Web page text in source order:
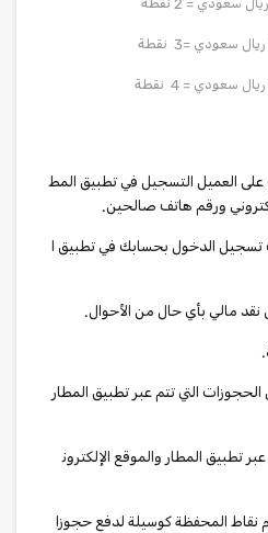
العميل التسجيل في تطبيق المط
ورقم هاتف صالحين.
تسجيل الدخول بحسابك في تطبيق ا
نقد مالي بأي حال من الأحوال.
التي تتم عبر تطبيق المطار
تطبيق المطار والموقع الإلكترون
نقاط المحفظة كوسيلة لدفع حجوزا